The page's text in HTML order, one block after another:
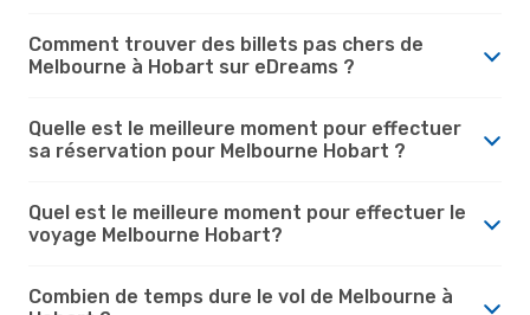
Comment trouver des billets pas chers de
Melbourne à Hobart sur eDreams ?
Quelle est le meilleure moment pour effectuer
sa réservation pour Melbourne Hobart ?
Quel est le meilleure moment pour effectuer le
voyage Melbourne Hobart?
Combien de temps dure le vol de Melbourne à